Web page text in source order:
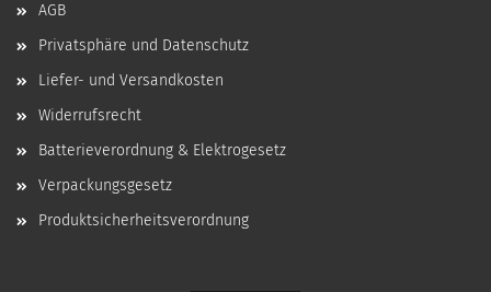
AGB
Privatsphäre und Datenschutz
Liefer- und Versandkosten
Widerrufsrecht
Batterieverordnung & Elektrogesetz
Verpackungsgesetz
Produktsicherheitsverordnung